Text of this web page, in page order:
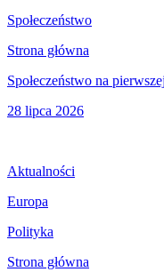
Społeczeństwo
Strona główna
Społeczeństwo na
28 lipca 2026
Aktualności
Europa
Polityka
Strona główna